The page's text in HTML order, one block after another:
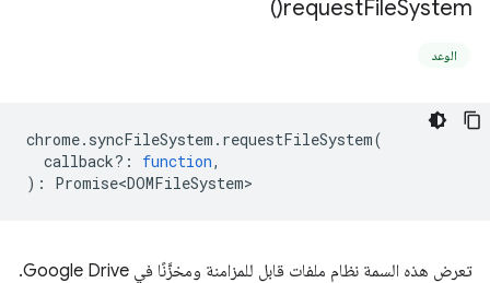
requestFileSystem(
)
الوعد
chrome. syncFileSystem . requestFileSystem(
callback? : function,
) : Promise<DOMFileSystem>
تعرض هذه السمة نظام ملفات قابل للمزامنة ومخزَّنًا في Google Drive.